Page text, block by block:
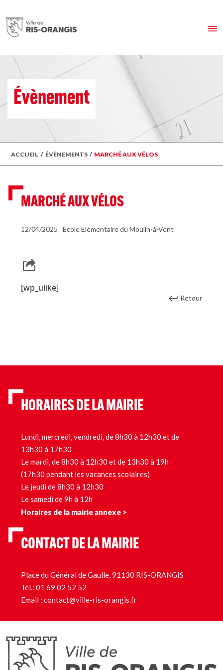
Évènement
ACCUEIL / ÉVÈNEMENTS / MARCHÉ AUX VÉLOS
MARCHÉ AUX VÉLOS
12/04/2025 École Élémentaire du Moulin-à-Vent
[wp_ulike]
Retour
HORAIRES DE LA MAIRIE
Lundi, mercredi, vendredi, de 8h30 à 12h30 et de
13h30 à 17h30
Le mardi, de 8h30 à 12h30 et de 13h30 à 19h
(17h30 pendant les vacances scolaires)
Le jeudi de 8h30 à 12h30
Le samedi de 9h à 12h
Horaires de la mairie annexe >
CONTACT DE LA MAIRIE
Place du Général de Gaulle, 91130 RIS-ORANGIS
Tél.: 01 69 02 52 52
Email : contact@ville-ris-orangis.fr